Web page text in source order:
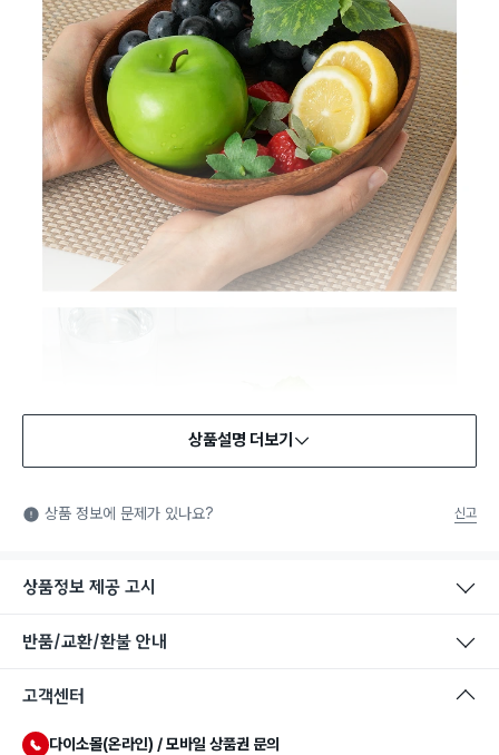
식품용 기구: 식품위생법에서 정한 규격에 따라 제조되어 식품 또
는 식품첨가물에 사용할 수 있는 식품용기구라는 표시입니다.
상품설명 더보기
상품 정보에 문제가 있나요? 신고
상품정보 제공 고시
반품/교환/환불 안내
고객센터
다이소몰(온라인) / 모바일 상품권 문의